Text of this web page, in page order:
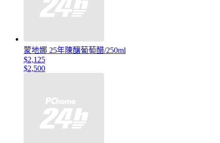
蒙地娜 25年陳釀葡萄醋/250ml
$2,125
$2,500